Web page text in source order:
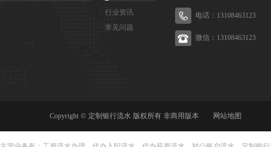
行业资讯
常见问题
电话：13108463123
微信：13108463123
Copyright © 定制银行流水 版权所有 非商用版本 网站地图